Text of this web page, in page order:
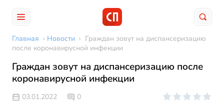
Главная › Новости › Граждан зовут на диспансеризацию
после коронавирусной инфекции
Граждан зовут на диспансеризацию после
коронавирусной инфекции
03.01.2022 0